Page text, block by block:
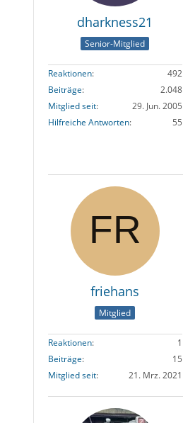
dharkness21
Senior-Mitglied
Reaktionen
492
Beiträge
2.048
Mitglied seit
29. Jun. 2005
Hilfreiche Antworten
55
friehans
Mitglied
Reaktionen
1
Beiträge
15
Mitglied seit
21. Mrz. 2021